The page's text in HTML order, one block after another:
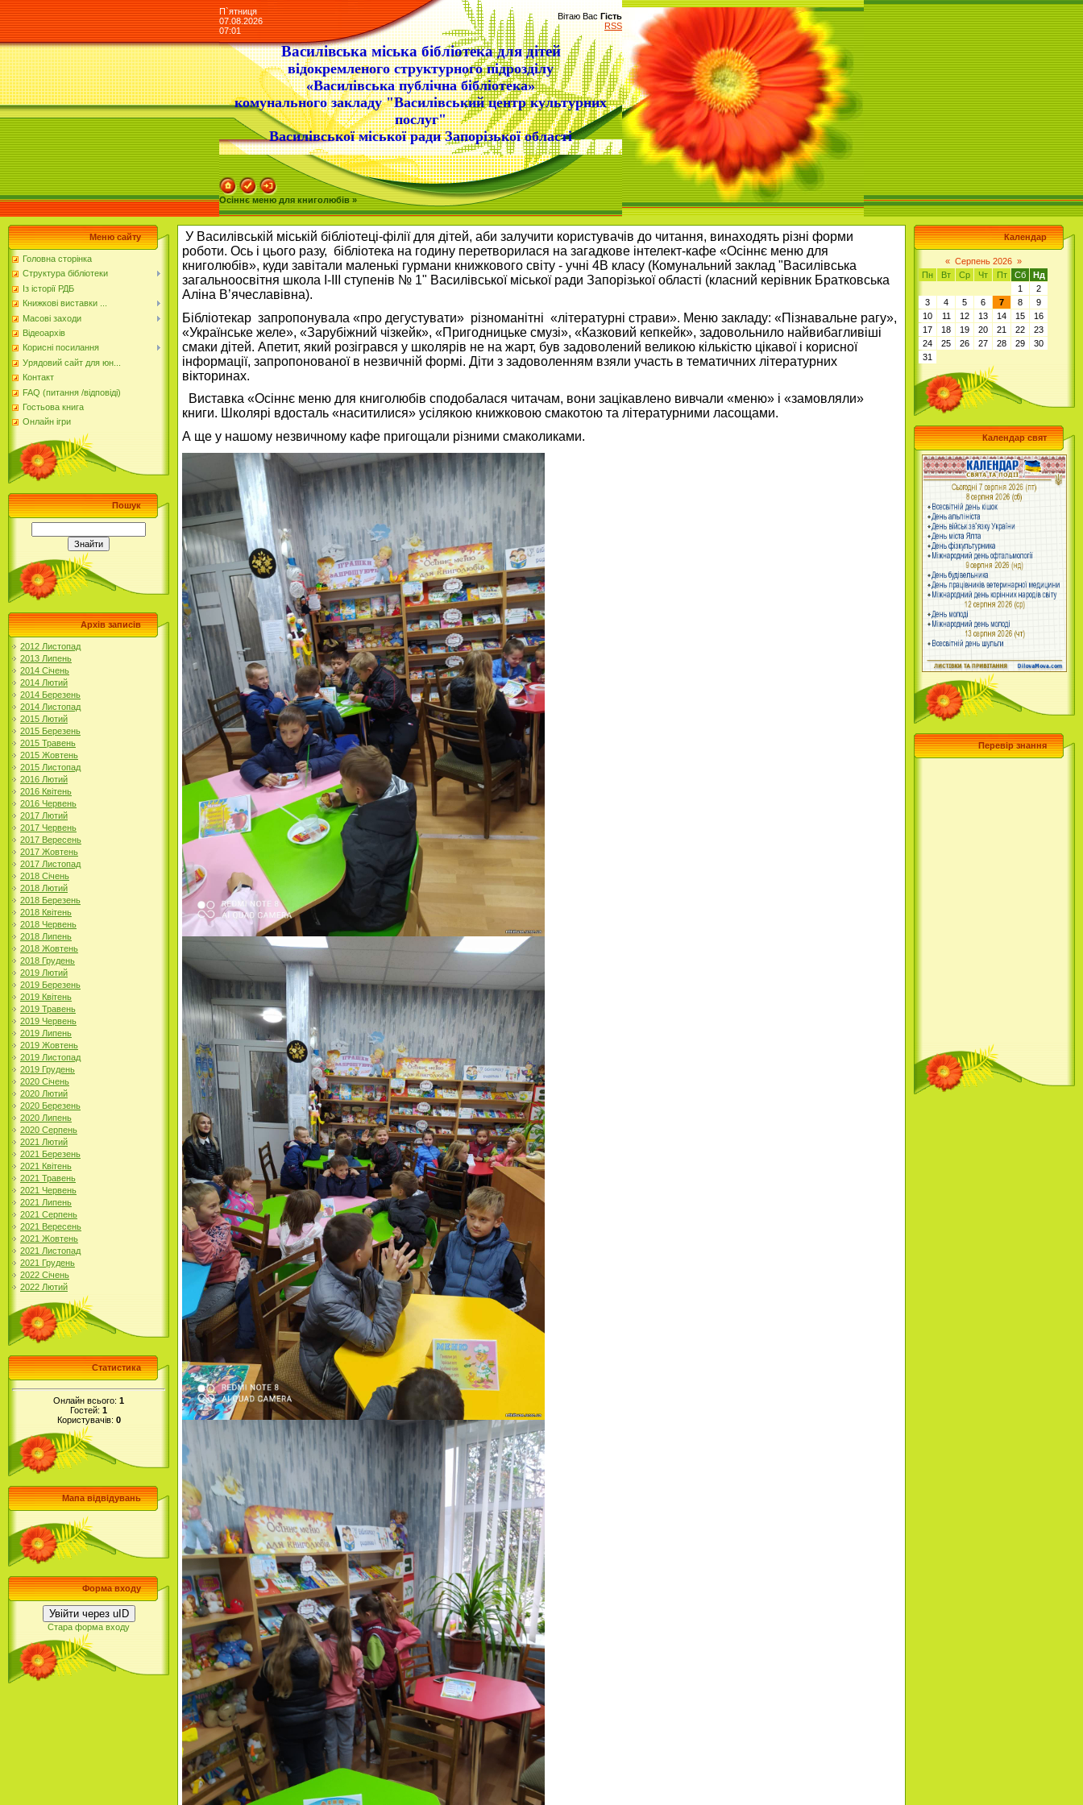
П`ятниця
07.08.2026
07:01
Вітаю Вас Гість
RSS
Василівська міська бібліотека для дітей
відокремленого структурного підрозділу
«Василівська публічна бібліотека»
комунального закладу "Василівський центр культурних
послуг"
Василівської міської ради Запорізької області
Осіннє меню для книголюбів »
Меню сайту
Головна сторінка
Структура бібліотеки
Із історії РДБ
Книжкові виставки ...
Масові заходи
Відеоархів
Корисні посилання
Урядовий сайт для юн...
Контакт
FAQ (питання /відповіді)
Гостьова книга
Онлайн ігри
Пошук
Архів записів
2012 Листопад
2013 Липень
2014 Січень
2014 Лютий
2014 Березень
2014 Листопад
2015 Лютий
2015 Березень
2015 Травень
2015 Жовтень
2015 Листопад
2016 Лютий
2016 Квітень
2016 Червень
2017 Лютий
2017 Червень
2017 Вересень
2017 Жовтень
2017 Листопад
2018 Січень
2018 Лютий
2018 Березень
2018 Квітень
2018 Червень
2018 Липень
2018 Жовтень
2018 Грудень
2019 Лютий
2019 Березень
2019 Квітень
2019 Травень
2019 Червень
2019 Липень
2019 Жовтень
2019 Листопад
2019 Грудень
2020 Січень
2020 Лютий
2020 Березень
2020 Липень
2020 Серпень
2021 Лютий
2021 Березень
2021 Квітень
2021 Травень
2021 Червень
2021 Липень
2021 Серпень
2021 Вересень
2021 Жовтень
2021 Листопад
2021 Грудень
2022 Січень
2022 Лютий
Статистика
Онлайн всього: 1
Гостей: 1
Користувачів: 0
Мапа відвідувань
Форма входу
Увійти через uID
Стара форма входу
У Василівській міській бібліотеці-філії для дітей, аби залучити користувачів до читання, винаходять різні форми
роботи. Ось і цього разу, бібліотека на годину перетворилася на загадкове інтелект-кафе «Осіннє меню для
книголюбів», куди завітали маленькі гурмани книжкового світу - учні 4В класу (Комунальний заклад "Василівська
загальноосвітня школа І-ІІІ ступенів № 1" Василівської міської ради Запорізької області (класний керівник Братковська
Аліна В’ячеславівна).
Бібліотекар запропонувала «про дегустувати» різноманітні «літературні страви». Меню закладу: «Пізнавальне рагу»,
«Українське желе», «Зарубіжний чізкейк», «Пригодницьке смузі», «Казковий кепкейк», задовольнило найвибагливіші
смаки дітей. Апетит, який розігрався у школярів не на жарт, був задоволений великою кількістю цікавої і корисної
інформації, запропонованої в незвичній формі. Діти з задоволенням взяли участь в тематичних літературних
вікторинах.
Виставка «Осіннє меню для книголюбів сподобалася читачам, вони зацікавлено вивчали «меню» і «замовляли»
книги. Школярі вдосталь «наситилися» усілякою книжковою смакотою та літературними ласощами.
А ще у нашому незвичному кафе пригощали різними смаколиками.
Календар
« Серпень 2026 »
Пн
Вт Ср Чт Пт Сб
Нд
1
2
3
4 5 6 7 8
9
10
11 12 13 14 15
16
17
18 19 20 21 22
23
24
25 26 27 28 29
30
31
Календар свят
Перевір знання